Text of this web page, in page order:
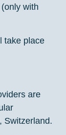
with
take place
are
Switzerland.